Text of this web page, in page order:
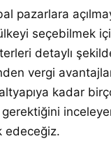
pazarlara
seçebilmek
detaylı
vergi
kadar
edeceğiz.